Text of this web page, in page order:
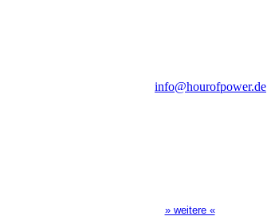
info@hourofpower.de
» weitere «